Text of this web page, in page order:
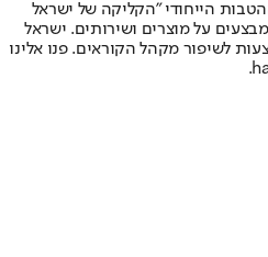
הייחודי "הקליקה של ישראל
על מוצרים ושירותים. ישראל
לשיפור מקהל הקוראים. פנו אלינו